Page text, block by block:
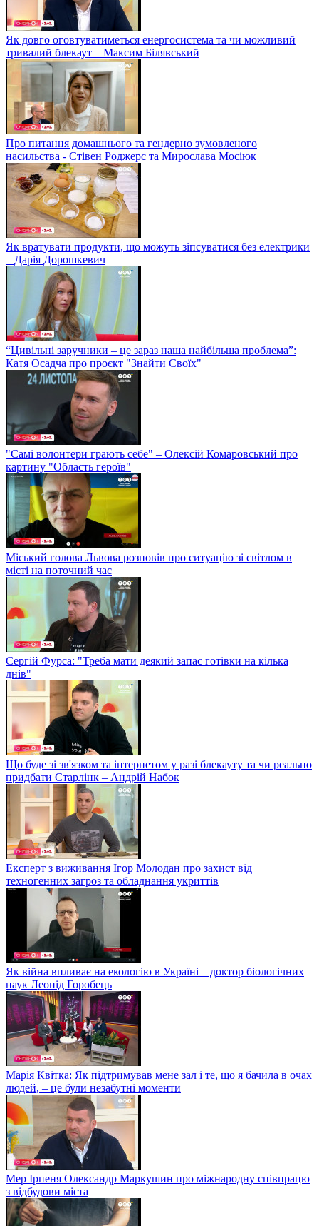
Як довго оговтуватиметься енергосистема та чи можливий
тривалий блекаут – Максим Білявський
Про питання домашнього та гендерно зумовленого
насильства - Стівен Роджерс та Мирослава Мосіюк
Як вратувати продукти, що можуть зіпсуватися без електрики
– Дарія Дорошкевич
“Цивільні заручники – це зараз наша найбільша проблема”:
Катя Осадча про проєкт "Знайти Своїх"
"Самі волонтери грають себе" – Олексій Комаровський про
картину "Область героїв"
Міський голова Львова розповів про ситуацію зі світлом в
місті на поточний час
Сергій Фурса: "Треба мати деякий запас готівки на кілька
днів"
Що буде зі зв'язком та інтернетом у разі блекауту та чи реально
придбати Старлінк – Андрій Набок
Експерт з виживання Ігор Молодан про захист від
техногенних загроз та обладнання укриттів
Як війна впливає на екологію в Україні – доктор біологічних
наук Леонід Горобець
Марія Квітка: Як підтримував мене зал і те, що я бачила в очах
людей, – це були незабутні моменти
Мер Ірпеня Олександр Маркушин про міжнародну співпрацю
з відбудови міста